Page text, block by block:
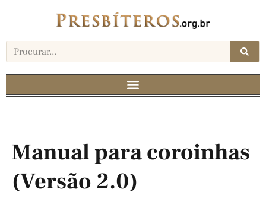
Manual para coroinhas
(Versão 2.0)